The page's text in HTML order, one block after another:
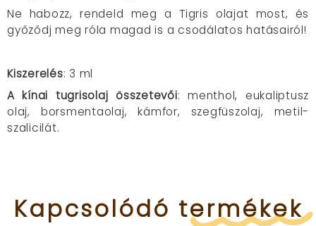
Ne habozz, rendeld meg a Tigris olajat most, és
győződj meg róla magad is a csodálatos hatásairól!
Kiszerelés: 3 ml
A kínai tugrisolaj összetevői: menthol, eukaliptusz
olaj, borsmentaolaj, kámfor, szegfüszolaj, metil-
szalicilát.
Kapcsolódó termékek